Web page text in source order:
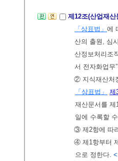
제12조(산업재
「상표법」 에
산의 출원, 심
산정보처리조
서 전자화업무
② 지식재산처
「상표법」
제
재산문서를
일에 수록할
③ 제2항에 따
④ 제1항부터
으로 정한다.